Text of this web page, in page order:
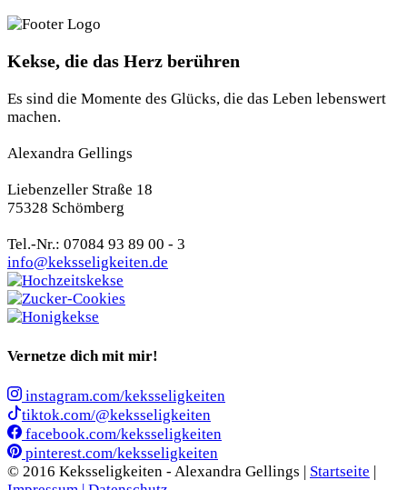
Kekse, die das Herz berühren
Es sind die Momente des Glücks, die das Leben lebenswert
machen.
Alexandra Gellings
Liebenzeller Straße 18
75328 Schömberg
Tel.-Nr.: 07084 93 89 00 - 3
info@keksseligkeiten.de
Vernetze dich mit mir!
instagram.com/keksseligkeiten
tiktok.com/@keksseligkeiten
facebook.com/keksseligkeiten
pinterest.com/keksseligkeiten
© 2016 Keksseligkeiten - Alexandra Gellings | Startseite |